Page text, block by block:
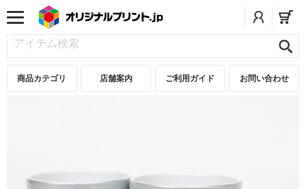
商品カテゴリ 店舗案内 ご利用ガイド お問い合わせ